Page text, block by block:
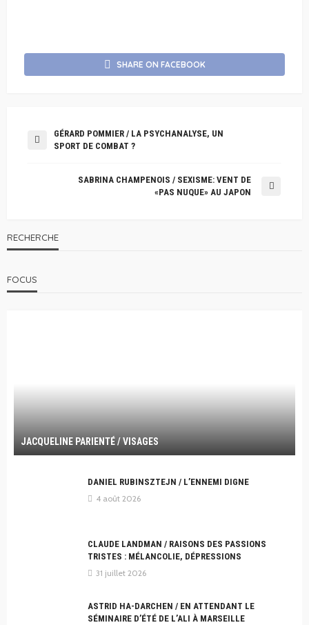
SHARE ON FACEBOOK
GÉRARD POMMIER / LA PSYCHANALYSE, UN
SPORT DE COMBAT ?
SABRINA CHAMPENOIS / SEXISME: VENT DE
«PAS NUQUE» AU JAPON
RECHERCHE
FOCUS
JACQUELINE PARIENTÉ / VISAGES
DANIEL RUBINSZTEJN / L’ENNEMI DIGNE
4 août 2026
CLAUDE LANDMAN / RAISONS DES PASSIONS
TRISTES : MÉLANCOLIE, DÉPRESSIONS
31 juillet 2026
ASTRID HA-DARCHEN / EN ATTENDANT LE
SÉMINAIRE D’ÉTÉ DE L’ALI À MARSEILLE